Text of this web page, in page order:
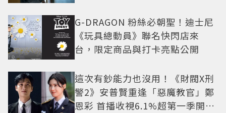
G-DRAGON 粉絲必朝聖！迪士尼
《玩具總動員》聯名快閃店來
台，限定商品與打卡亮點公開
這次有鈔能力也沒用！《財閥X刑
警2》安普賢重逢「惡魔教官」鄭
恩彩 首播收視6.1%超第一季開紅